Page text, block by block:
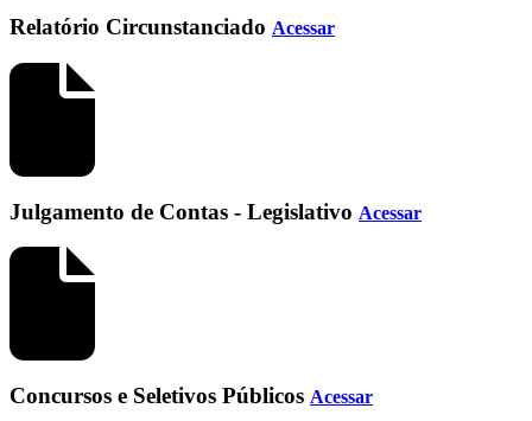
Relatório Circunstanciado Acessar
Julgamento de Contas - Legislativo Acessar
Concursos e Seletivos Públicos Acessar